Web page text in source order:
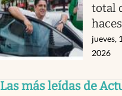
total
jueves,
2026
Las más leídas de